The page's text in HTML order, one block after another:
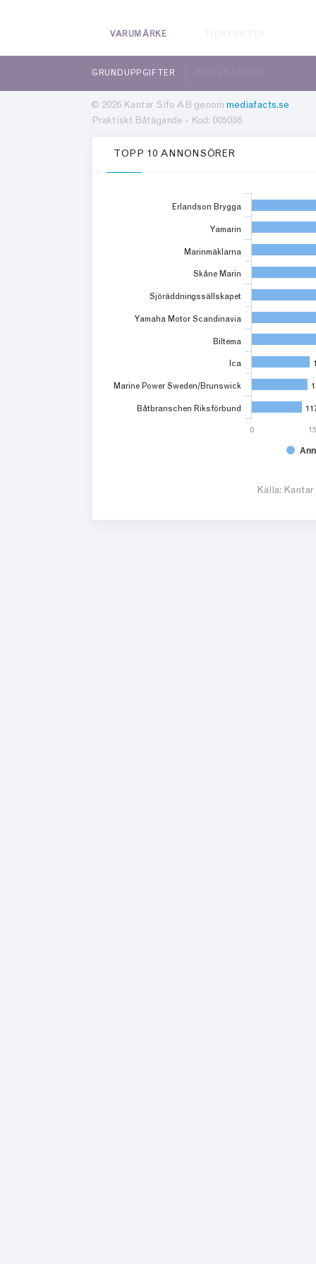
VARUMÄRKE
GRUNDUPPGIFTER
© 2026 Kantar Sifo AB genom mediafacts.se
Praktiskt Båtägande - Kod: 005036
TOPP 10 ANNONSÖRER
Erlandson Brygga
Yamarin
Marinmäklarna
Skåne Marin
Sjöräddningssällskapet
Yamaha Motor Scandinavia
Biltema
Ica
Marine Power Sweden/Brunswick
Båtbranschen Riksförbund
0
Källa: Kantar